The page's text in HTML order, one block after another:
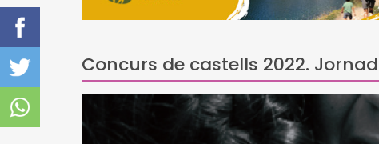
Concurs de castells 2022.